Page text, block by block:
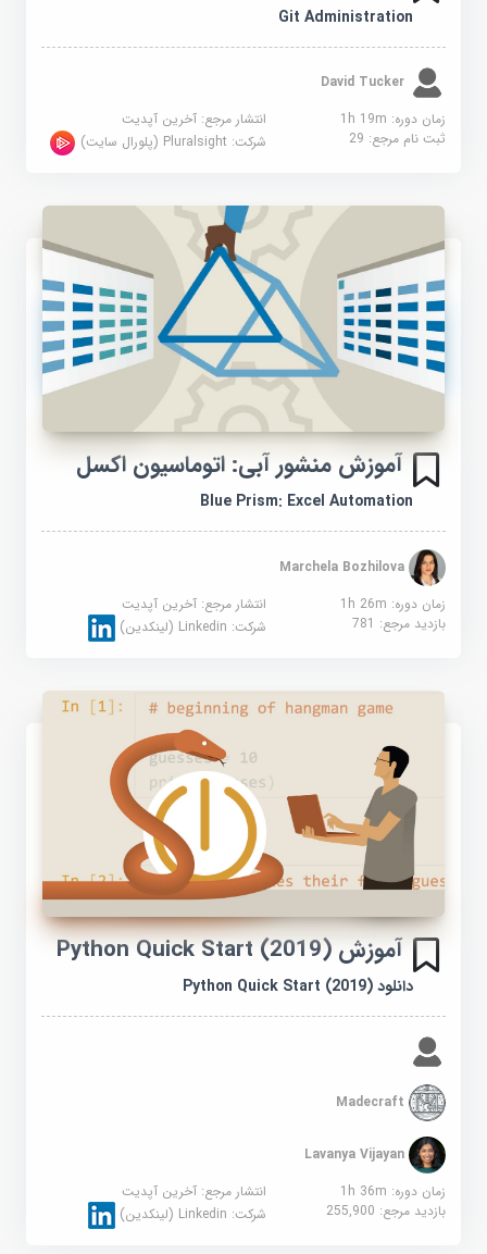
Git Administration
David Tucker
زمان دوره: 1h 19m
انتشار مرجع:آخرین آپدیت
ثبت نام مرجع:29 شرکت:Pluralsight (پلورال سایت)
آموزش منشور آبی: اتوماسیون اکسل
Blue Prism: Excel Automation
Marchela Bozhilova
زمان دوره: 1h 26m
انتشار مرجع:آخرین آپدیت
بازدید مرجع:781 شرکت:Linkedin (لینکدین)
آموزش Python Quick Start (2019)
دانلود Python Quick Start (2019)
Madecraft
Lavanya Vijayan
زمان دوره: 1h 36m
انتشار مرجع:آخرین آپدیت
بازدید مرجع:255,900 شرکت:Linkedin (لینکدین)